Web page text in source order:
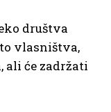
društva
vlasništva,
ali će zadržati